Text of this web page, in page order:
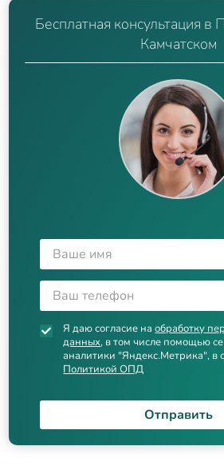
Бесплатная консультация в
Камчатском
Я даю согласие наобработку
данных, в том числе помощью
аналитики "Яндекс.Метрика", в
Политикой ОПД
Отправить